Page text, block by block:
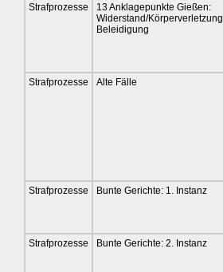
Strafprozesse
13 Anklagepunkte Gießen:
Widerstand/Körperverletzung,
Beleidigung
Strafprozesse
Alte Fälle
Strafprozesse
Bunte Gerichte: 1. Instanz
Strafprozesse Bunte Gerichte: 2. Instanz